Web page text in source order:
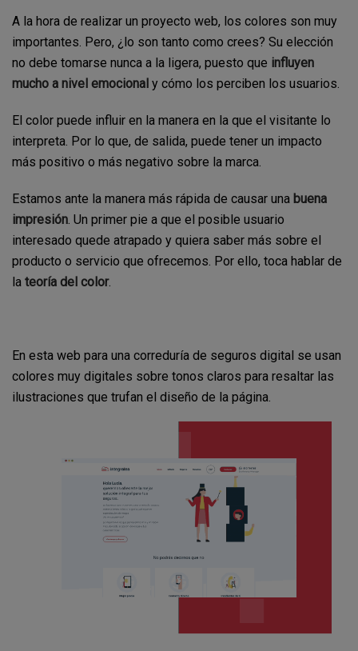
A la hora de realizar un proyecto web, los colores son muy
importantes. Pero, ¿lo son tanto como crees? Su elección
no debe tomarse nunca a la ligera, puesto que influyen
mucho a nivel emocional y cómo los perciben los usuarios.
El color puede influir en la manera en la que el visitante lo
interpreta. Por lo que, de salida, puede tener un impacto
más positivo o más negativo sobre la marca.
Estamos ante la manera más rápida de causar una buena
impresión. Un primer pie a que el posible usuario
interesado quede atrapado y quiera saber más sobre el
producto o servicio que ofrecemos. Por ello, toca hablar de
la teoría del color.
En esta web para una correduría de seguros digital se usan
colores muy digitales sobre tonos claros para resaltar las
ilustraciones que trufan el diseño de la página.